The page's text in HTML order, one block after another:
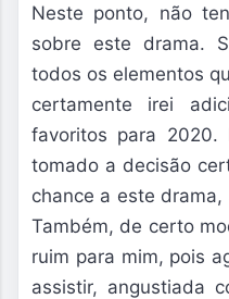
Neste ponto, não
sobre este drama.
todos os elementos
certamente irei
favoritos para
tomado a decisão
chance a este
Também, de certo
ruim para mim, pois
assistir, angustiada